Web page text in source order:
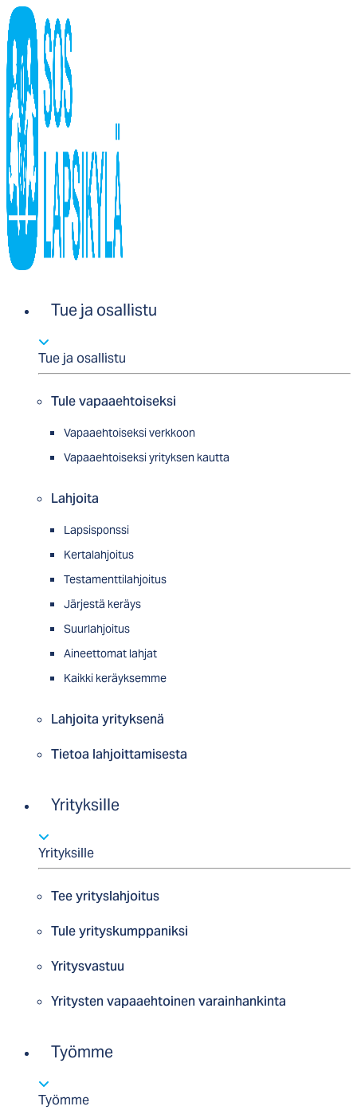
Tue ja osallistu
Tue ja osallistu
Tule vapaaehtoiseksi
Vapaaehtoiseksi verkkoon
Vapaaehtoiseksi yrityksen kautta
Lahjoita
Lapsisponssi
Kertalahjoitus
Testamenttilahjoitus
Järjestä keräys
Suurlahjoitus
Aineettomat lahjat
Kaikki keräyksemme
Lahjoita yrityksenä
Tietoa lahjoittamisesta
Yrityksille
Yrityksille
Tee yrityslahjoitus
Tule yrityskumppaniksi
Yritysvastuu
Yritysten vapaaehtoinen varainhankinta
Työmme
Työmme